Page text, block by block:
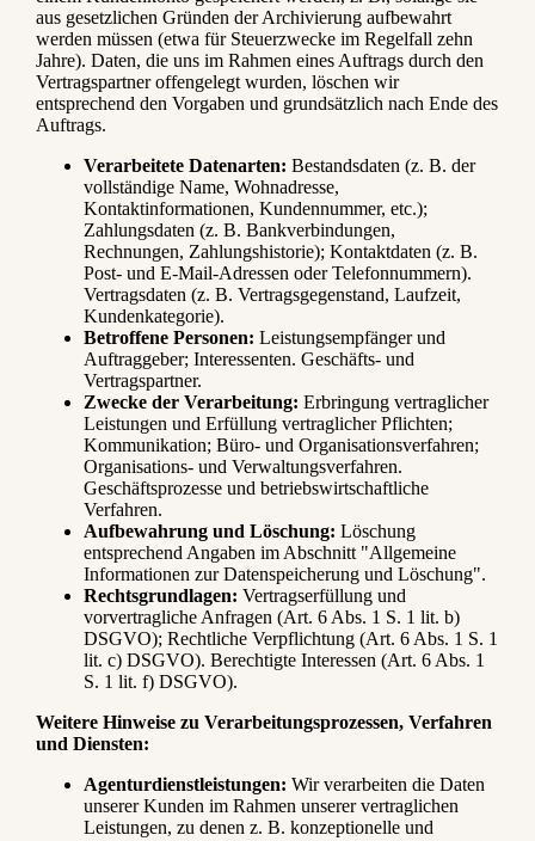
aus gesetzlichen Gründen der Archivierung aufbewahrt
werden müssen (etwa für Steuerzwecke im Regelfall zehn
Jahre). Daten, die uns im Rahmen eines Auftrags durch den
Vertragspartner offengelegt wurden, löschen wir
entsprechend den Vorgaben und grundsätzlich nach Ende des
Auftrags.
Verarbeitete Datenarten: Bestandsdaten (z. B. der
vollständige Name, Wohnadresse,
Kontaktinformationen, Kundennummer, etc.);
Zahlungsdaten (z. B. Bankverbindungen,
Rechnungen, Zahlungshistorie); Kontaktdaten (z. B.
Post- und E-Mail-Adressen oder Telefonnummern).
Vertragsdaten (z. B. Vertragsgegenstand, Laufzeit,
Kundenkategorie).
Betroffene Personen: Leistungsempfänger und
Auftraggeber; Interessenten. Geschäfts- und
Vertragspartner.
Zwecke der Verarbeitung: Erbringung vertraglicher
Leistungen und Erfüllung vertraglicher Pflichten;
Kommunikation; Büro- und Organisationsverfahren;
Organisations- und Verwaltungsverfahren.
Geschäftsprozesse und betriebswirtschaftliche
Verfahren.
Aufbewahrung und Löschung: Löschung
entsprechend Angaben im Abschnitt "Allgemeine
Informationen zur Datenspeicherung und Löschung".
Rechtsgrundlagen: Vertragserfüllung und
vorvertragliche Anfragen (Art. 6 Abs. 1 S. 1 lit. b)
DSGVO); Rechtliche Verpflichtung (Art. 6 Abs. 1 S. 1
lit. c) DSGVO). Berechtigte Interessen (Art. 6 Abs. 1
S. 1 lit. f) DSGVO).
Weitere Hinweise zu Verarbeitungsprozessen, Verfahren
und Diensten:
Agenturdienstleistungen: Wir verarbeiten die Daten
unserer Kunden im Rahmen unserer vertraglichen
Leistungen, zu denen z. B. konzeptionelle und